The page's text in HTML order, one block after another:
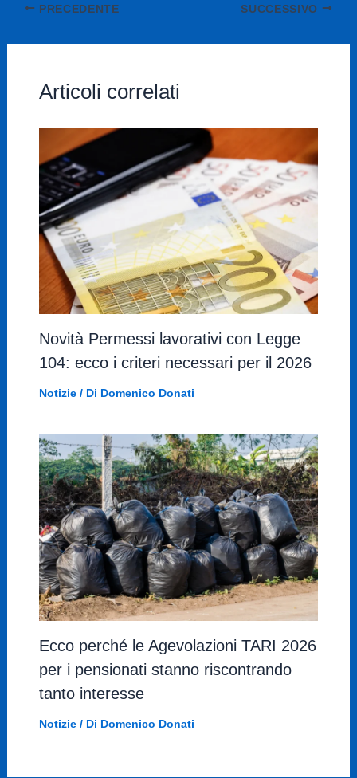
PRECEDENTE SUCCESSIVO
Articoli correlati
Novità Permessi lavorativi con Legge
104: ecco i criteri necessari per il 2026
Notizie/ Di Domenico Donati
Ecco perché le Agevolazioni TARI 2026
per i pensionati stanno riscontrando
tanto interesse
Notizie/ Di Domenico Donati